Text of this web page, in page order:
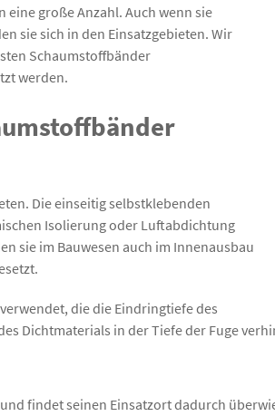
eine große Anzahl. Auch wenn sie
sie sich in den Einsatzgebieten. Wir
Schaumstoffbänder
werden.
Die einseitig selbstklebenden
Isolierung oder Luftabdichtung
sie im Bauwesen auch im Innenausbau
die die Eindringtiefe des
Dichtmaterials in der Tiefe der Fuge
findet seinen Einsatzort dadurch